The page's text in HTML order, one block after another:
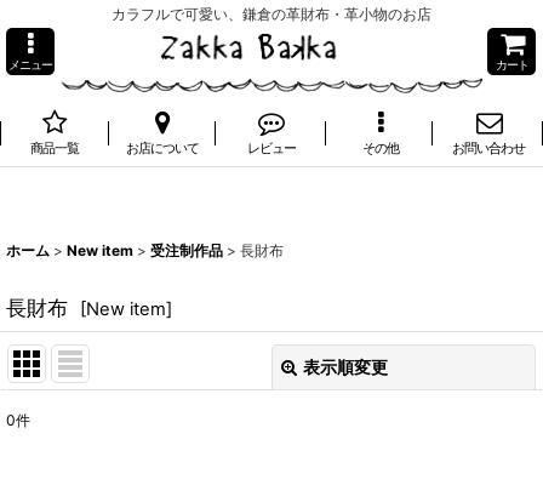
カラフルで可愛い、鎌倉の革財布・革小物のお店
メニュー カート
商品一覧 お店について レビュー その他 お問い合わせ
ホーム > New item > 受注制作品 > 長財布
長財布 [New item]
表示順変更
0件